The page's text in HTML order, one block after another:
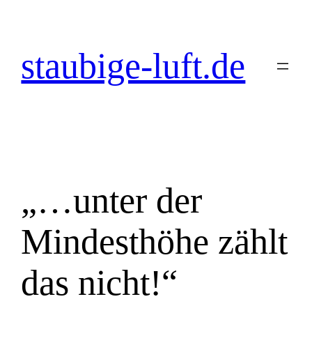
staubige-luft.de
„…unter der
Mindesthöhe zählt
das nicht!“